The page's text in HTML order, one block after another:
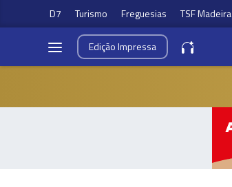
D7 Turismo Freguesias TSF Madeira
EdiçãoImpressa